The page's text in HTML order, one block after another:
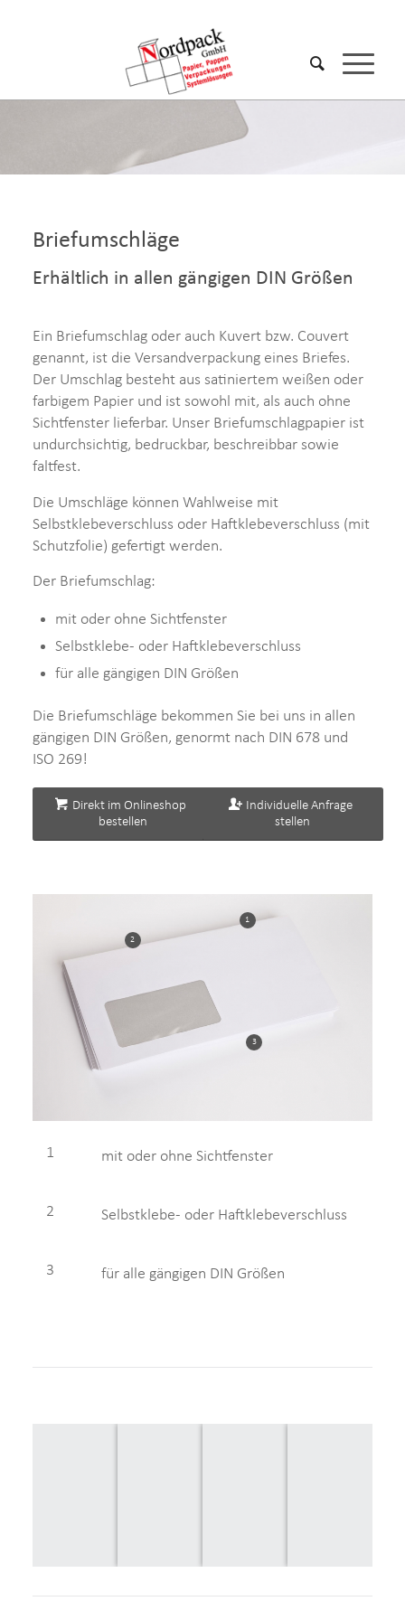
Briefumschläge
Erhältlich in allen gängigen DIN Größen
Ein Briefumschlag oder auch Kuvert bzw. Couvert
genannt, ist die Versandverpackung eines Briefes.
Der Umschlag besteht aus satiniertem weißen oder
farbigem Papier und ist sowohl mit, als auch ohne
Sichtfenster lieferbar. Unser Briefumschlagpapier ist
undurchsichtig, bedruckbar, beschreibbar sowie
faltfest.
Die Umschläge können Wahlweise mit
Selbstklebeverschluss oder Haftklebeverschluss (mit
Schutzfolie) gefertigt werden.
Der Briefumschlag:
mit oder ohne Sichtfenster
Selbstklebe- oder Haftklebeverschluss
für alle gängigen DIN Größen
Die Briefumschläge bekommen Sie bei uns in allen
gängigen DIN Größen, genormt nach DIN 678 und
ISO 269!
Direkt im Onlineshop
bestellen
Individuelle Anfrage
stellen
1
2
3
1 mit oder ohne Sichtfenster
2 Selbstklebe- oder Haftklebeverschluss
3 für alle gängigen DIN Größen